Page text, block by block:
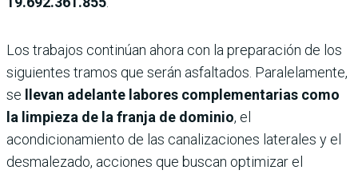
Los trabajos continúan ahora con la preparación de los
siguientes tramos que serán asfaltados. Paralelamente,
se llevan adelante labores complementarias como
la limpieza de la franja de dominio, el
acondicionamiento de las canalizaciones laterales y el
desmalezado, acciones que buscan optimizar el